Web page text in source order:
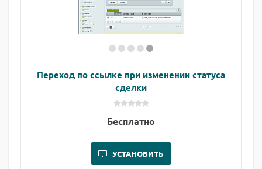
Переход по ссылке при изменении статуса
сделки
Бесплатно
УСТАНОВИТЬ